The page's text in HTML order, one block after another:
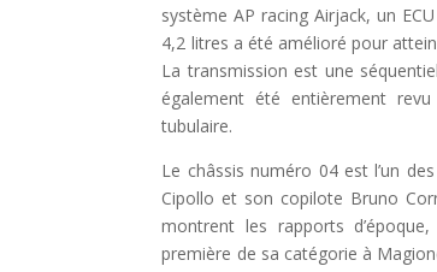
système AP racing Airjack, un
4,2 litres a été amélioré pour
La transmission est une
également été entièrement
tubulaire.
Le châssis numéro 04 est l’un
Cipollo et son copilote Bruno
montrent les rapports
première de sa catégorie à